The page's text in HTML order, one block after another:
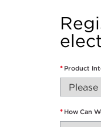
* Product
* How Can